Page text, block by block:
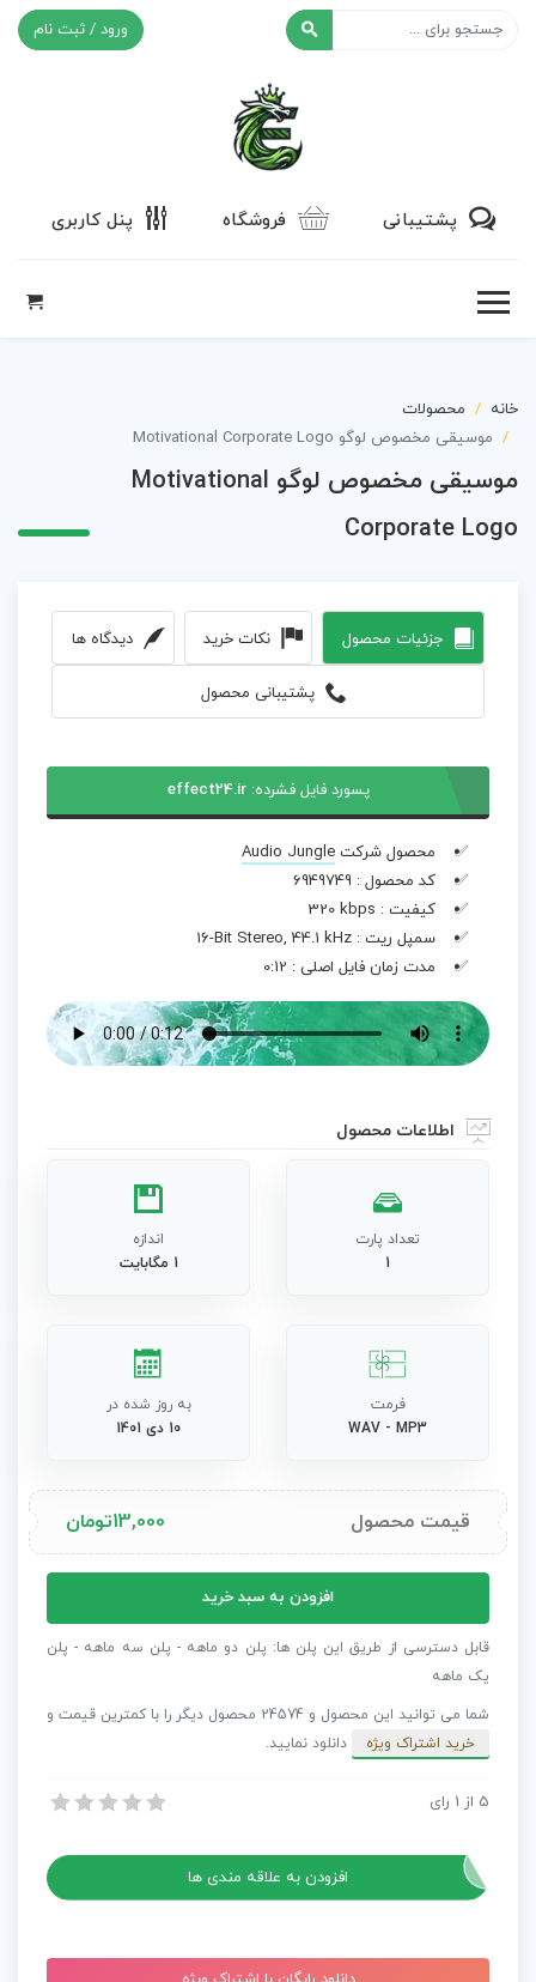
ورود / ثبت نام
پشتیبانی فروشگاه پنل کاربری
خانه
محصولات
موسیقی مخصوص لوگو Motivational Corporate Logo
موسیقی مخصوص لوگو Motivational
Corporate Logo
جزئیات محصول نکات خرید دیدگاه ها
پشتیبانی محصول
پسورد فایل فشرده:effect24.ir
محصول شرکت Audio Jungle
کد محصول : 6949749
کیفیت : 320 kbps
سمپل ریت : 16-Bit Stereo, 44.1 kHz
مدت زمان فایل اصلی : 0:12
اطلاعات محصول
تعداد پارت
1
اندازه
1 مگابایت
فرمت
WAV - MP3
به روز شده در
10 دی 1401
قیمت محصول 13,000تومان
لوگو
Motivational
عدد
افزودن به سبد خرید
قابل دسترسی از طریق این پلن ها: پلن دو ماهه - پلن سه ماهه - پلن
یک ماهه
شما می توانید این محصول و 24574 محصول دیگر را با کمترین قیمت و
خرید اشتراک ویژه
دانلود نمایید.
موسیقی مخصوص لوگو Motivational Corporate Logo
5 از 1 رای
افزودن به علاقه مندی ها